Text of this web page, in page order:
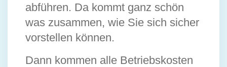
abführen. Da kommt ganz schön
was zusammen, wie Sie sich sicher
vorstellen können.
Dann kommen alle Betriebskosten